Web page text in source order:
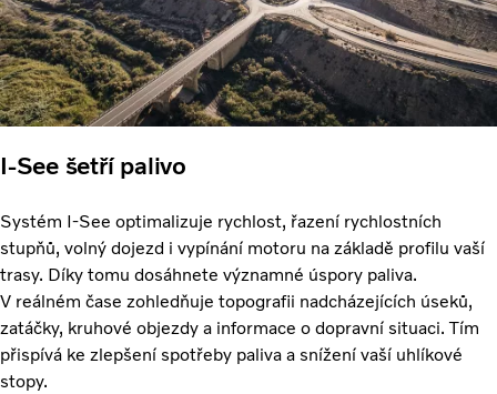
I-See šetří palivo
Systém I-See optimalizuje rychlost, řazení rychlostních
stupňů, volný dojezd i vypínání motoru na základě profilu vaší
trasy. Díky tomu dosáhnete významné úspory paliva.
V reálném čase zohledňuje topografii nadcházejících úseků,
zatáčky, kruhové objezdy a informace o dopravní situaci. Tím
přispívá ke zlepšení spotřeby paliva a snížení vaší uhlíkové
stopy.